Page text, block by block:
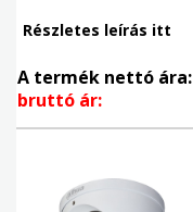
Részletes leírás itt
A termék nettó ára:
bruttó ár: